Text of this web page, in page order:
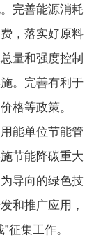
完善能源消耗
，落实好原料
量和强度控制
。完善有利于
格等政策。
能单位节能管
节能降碳重大
导向的绿色技
和推广应用，
征集工作。